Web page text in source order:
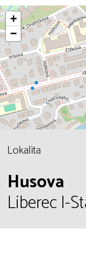
+
−
Lokalita
Husova
Liberec I-